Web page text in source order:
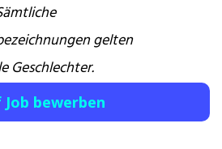
gelten
Geschlechter.
Job bewerben